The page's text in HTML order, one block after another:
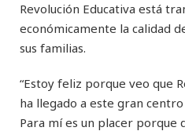
Revolución Educativa está
económicamente la calidad
sus familias.
“Estoy feliz porque veo que
ha llegado a este gran
Para mí es un placer porque